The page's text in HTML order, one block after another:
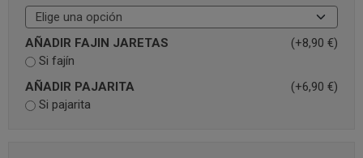
AÑADIR FAJIN JARETAS
(+8,90 €)
Si fajín
AÑADIR PAJARITA
(+6,90 €)
Si pajarita